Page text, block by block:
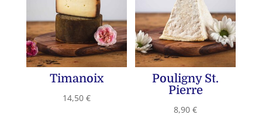
Timanoix
14,50 €
Pouligny St.
Pierre
8,90€